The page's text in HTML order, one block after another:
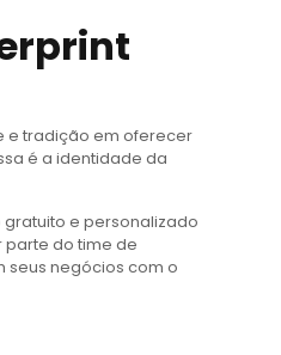
e tradição em oferecer
é a identidade da
e personalizado
parte do time de
negócios com o